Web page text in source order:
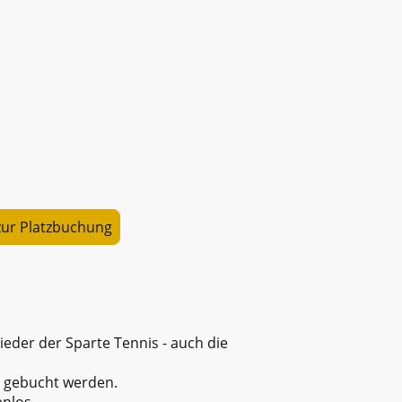
Platzbuchung
der Sparte Tennis - auch die
werden.